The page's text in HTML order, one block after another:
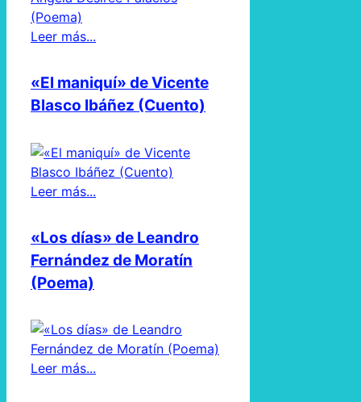
Leer más...
«El maniquí» de Vicente
Blasco Ibáñez (Cuento)
Leer más...
«Los días» de Leandro
Fernández de Moratín
(Poema)
Leer más...